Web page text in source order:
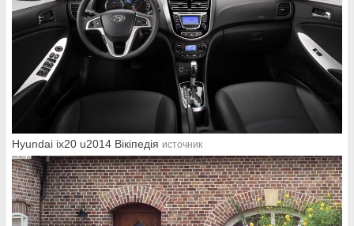
Hyundai ix20 u2014 Вікіпедія источник